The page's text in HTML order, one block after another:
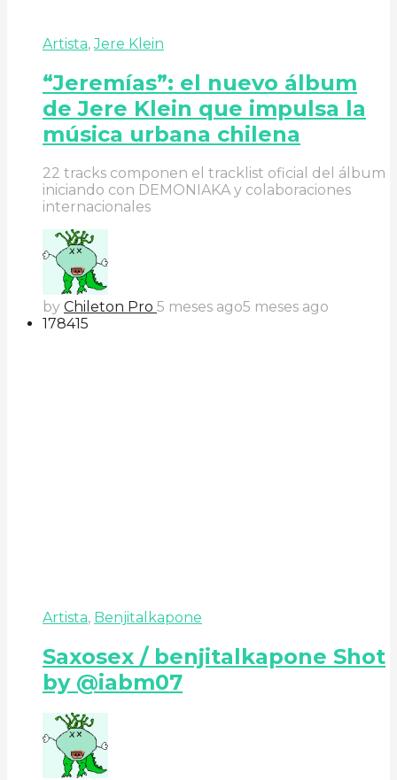
Artista,Jere Klein
“Jeremías”: el nuevo álbum
de Jere Klein que impulsa la
música urbana chilena
22 tracks componen el tracklist oficial del álbum
iniciando con DEMONIAKA y colaboraciones
internacionales
by Chileton Pro 5 meses ago5 meses ago
178415
Artista, Benjitalkapone
Saxosex / benjitalkapone Shot
by @iabm07